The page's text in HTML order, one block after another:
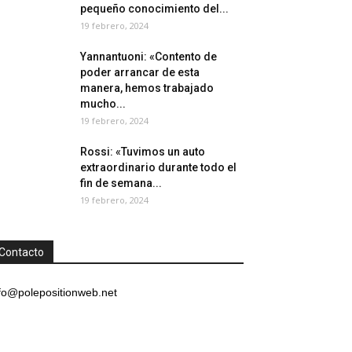
pequeño conocimiento del...
19 febrero, 2024
Yannantuoni: «Contento de
poder arrancar de esta
manera, hemos trabajado
mucho...
19 febrero, 2024
Rossi: «Tuvimos un auto
extraordinario durante todo el
fin de semana...
19 febrero, 2024